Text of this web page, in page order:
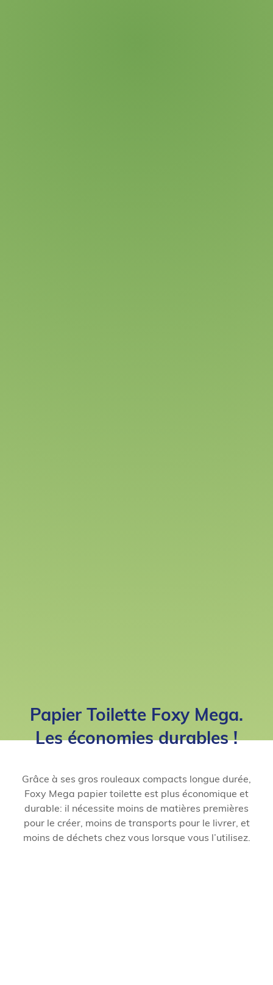
Papier Toilette Foxy Mega.
Les économies durables !
Grâce à ses gros rouleaux compacts longue durée,
Foxy Mega papier toilette est plus économique et
durable: il nécessite moins de matières premières
pour le créer, moins de transports pour le livrer, et
moins de déchets chez vous lorsque vous l’utilisez.